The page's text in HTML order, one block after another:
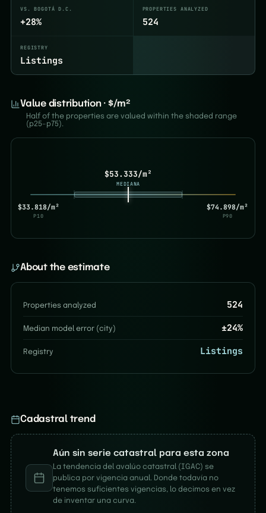
VS. BOGOTÁ D.C.
+28%
PROPERTIES ANALYZED
524
REGISTRY
Listings
Value distribution · $/m²
Half of the properties are valued within the shaded range
(p25–p75).
$33.818/m²
P10
$53.333/m²
MEDIANA
$74.898/m²
P90
About the estimate
Properties analyzed 524
Median model error (city) ±24%
Registry Listings
Cadastral trend
Aún sin serie catastral para esta zona
La tendencia del avalúo catastral (IGAC) se
publica por vigencia anual. Donde todavía no
tenemos suficientes vigencias, lo decimos en vez
de inventar una curva.